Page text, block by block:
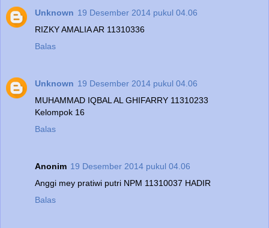
Unknown 19 Desember 2014 pukul 04.06
RIZKY AMALIA AR 11310336
Balas
Unknown 19 Desember 2014 pukul 04.06
MUHAMMAD IQBAL AL GHIFARRY 11310233
Kelompok 16
Balas
Anonim 19 Desember 2014 pukul 04.06
Anggi mey pratiwi putri NPM 11310037 HADIR
Balas